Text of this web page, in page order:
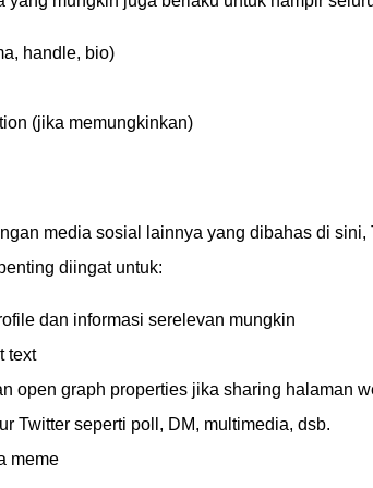
handle, bio)
(jika memungkinkan)
media sosial lainnya yang dibahas di
diingat untuk:
dan informasi serelevan mungkin
text
open graph properties jika sharing halaman
Twitter seperti poll, DM, multimedia, dsb.
meme